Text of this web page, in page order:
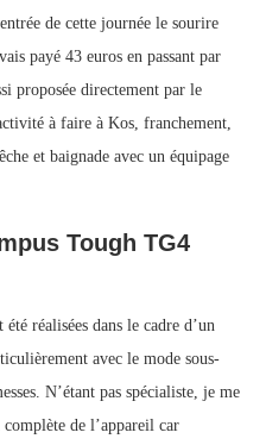
de cette journée le sourire
payé 43 euros en passant par
proposée directement par le
à faire à Kos, franchement,
et baignade avec un équipage
Tough TG4
réalisées dans le cadre d’un
avec le mode sous-
N’étant pas spécialiste, je me
de l’appareil car